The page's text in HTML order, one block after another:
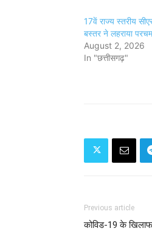
17वें राज्य स्तरीय
बस्तर ने लहराया परचम
August 2, 2026
In "छत्तीसगढ़"
Previous article
कोविड-19 के